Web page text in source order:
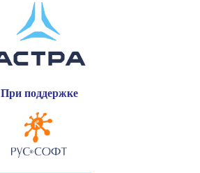
При поддержке